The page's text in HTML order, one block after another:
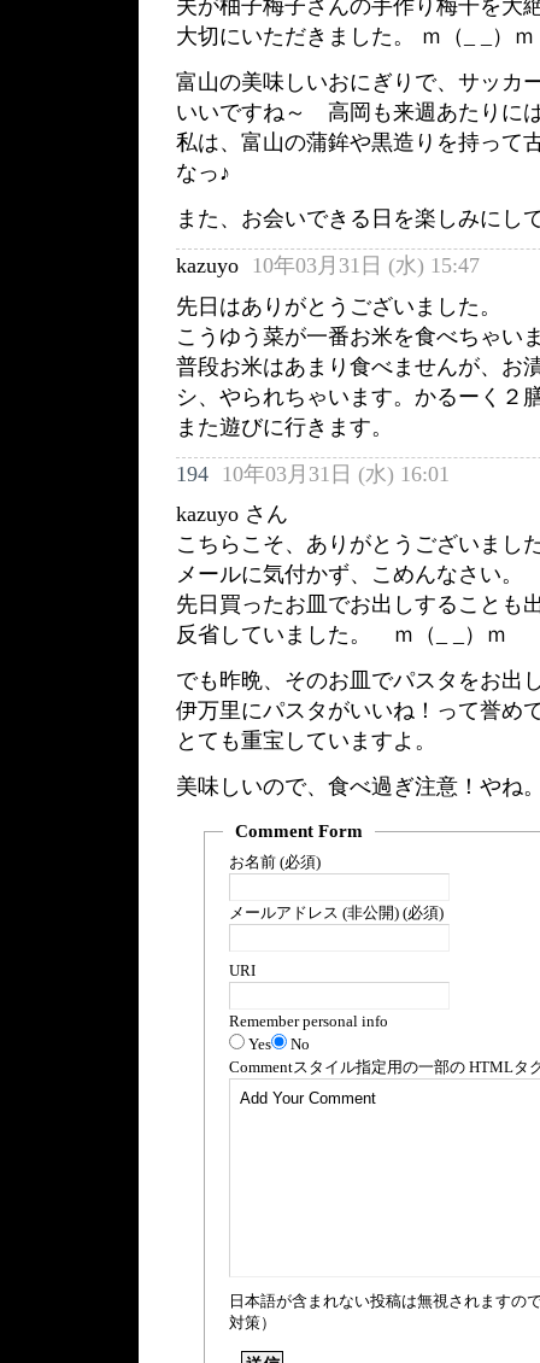
夫が柚子梅子さんの手作り梅干を大
大切にいただきました。 ｍ（_ _）ｍ
富山の美味しいおにぎりで、サッカ
いいですね～ 高岡も来週あたりに
私は、富山の蒲鉾や黒造りを持って
なっ♪
また、お会いできる日を楽しみに
kazuyo
10年03月31日 (水) 15:47
先日はありがとうございました。
こうゆう菜が一番お米を食べちゃい
普段お米はあまり食べませんが、お
シ、やられちゃいます。かるーく２
また遊びに行きます。
194
10年03月31日 (水) 16:01
kazuyo さん
こちらこそ、ありがとうございまし
メールに気付かず、こめんなさい。
先日買ったお皿でお出しすることも
反省していました。 ｍ（_ _）ｍ
でも昨晩、そのお皿でパスタをお出
伊万里にパスタがいいね！って誉め
とても重宝していますよ。
美味しいので、食べ過ぎ注意！やね
Comment Form
お名前 (必須)
メールアドレス (非公開) (必須)
URI
Remember personal info
Yes
No
Commentスタイル指定用の一部の HTMLタ
日本語が含まれない投稿は無視されますの
対策）